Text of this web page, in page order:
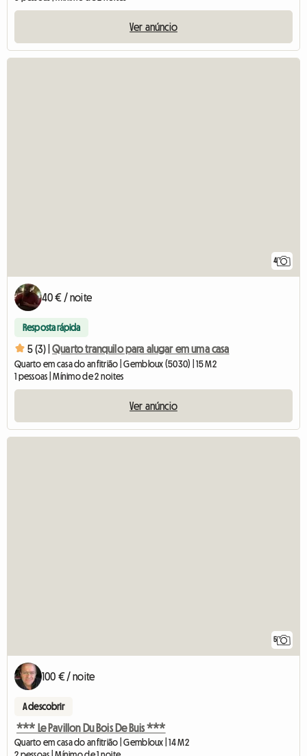
Ver anúncio
4
40 € / noite
Resposta rápida
5 (3) | Quarto tranquilo para alugar em uma casa
Quarto em casa do anfitrião | Gembloux (5030) | 15 M2
1 pessoas | Mínimo de 2 noites
Ver anúncio
5
100 € / noite
A descobrir
*** Le Pavillon Du Bois De Buis ***
Quarto em casa do anfitrião | Gembloux | 14 M2